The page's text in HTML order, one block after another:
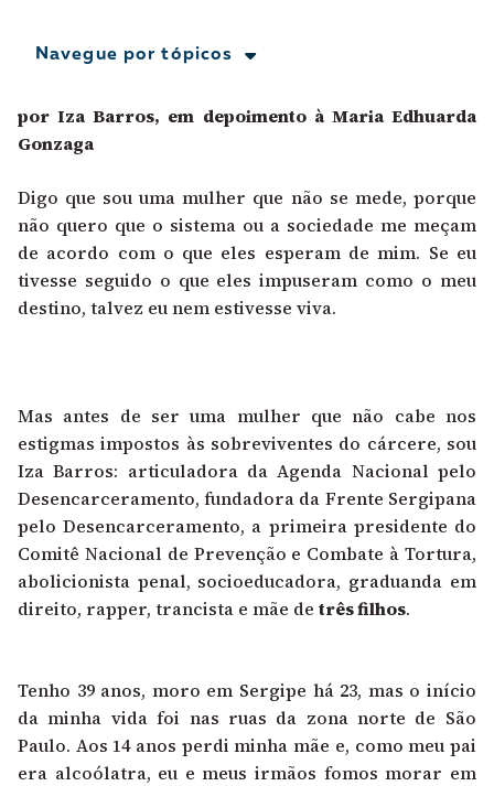
Navegue por tópicos
por Iza Barros, em depoimento à Maria Edhuarda
Gonzaga
Digo que sou uma mulher que não se mede, porque
não quero que o sistema ou a sociedade me meçam
de acordo com o que eles esperam de mim. Se eu
tivesse seguido o que eles impuseram como o meu
destino, talvez eu nem estivesse viva.
Mas antes de ser uma mulher que não cabe nos
estigmas impostos às sobreviventes do cárcere, sou
Iza Barros: articuladora da Agenda Nacional pelo
Desencarceramento, fundadora da Frente Sergipana
pelo Desencarceramento, a primeira presidente do
Comitê Nacional de Prevenção e Combate à Tortura,
abolicionista penal, socioeducadora, graduanda em
direito, rapper, trancista e mãe de três filhos.
Tenho 39 anos, moro em Sergipe há 23, mas o início
da minha vida foi nas ruas da zona norte de São
Paulo. Aos 14 anos perdi minha mãe e, como meu pai
era alcoólatra, eu e meus irmãos fomos morar em